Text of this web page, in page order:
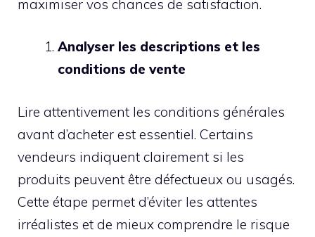
maximiser vos chances de satisfaction.
Analyser les descriptions et les
conditions de vente
Lire attentivement les conditions générales
avant d’acheter est essentiel. Certains
vendeurs indiquent clairement si les
produits peuvent être défectueux ou usagés.
Cette étape permet d’éviter les attentes
irréalistes et de mieux comprendre le risque